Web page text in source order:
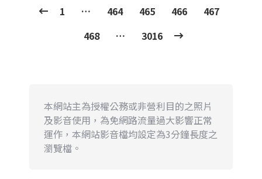
1 … 464 465 466
467
468
… 3016
本網站主為授權公務或非營利目的之照片
及影音使用，為免網路流量過大影響正常
運作，本網站影音檔均設定為3分鐘長度之
瀏覽檔。